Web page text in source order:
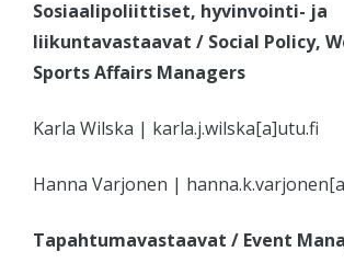
Sosiaalipoliittiset, hyvinvointi- ja
liikuntavastaavat / Social Policy,
Sports Affairs Managers
Karla Wilska | karla.j.wilska[a]utu.fi
Hanna Varjonen |
Tapahtumavastaavat / Event